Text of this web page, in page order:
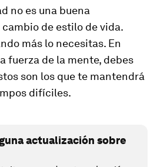
no es una buena
de estilo de vida.
más lo necesitas. En
fuerza de la mente, debes
son los que te mantendrá
difíciles.
actualización sobre